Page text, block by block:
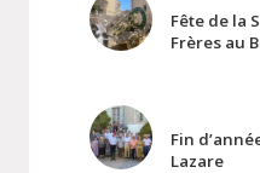
Fête de la
Frères au
Fin
Lazare